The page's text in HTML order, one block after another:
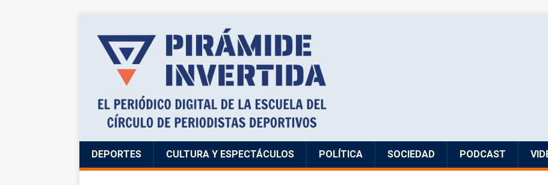
DEPORTES CULTURA Y ESPECTÁCULOS POLÍTICA SOCIEDAD PODCAST